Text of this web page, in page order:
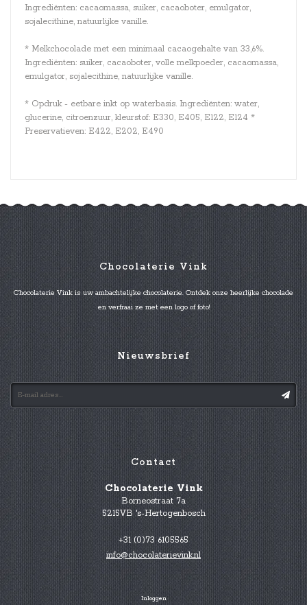
Ingrediënten: cacaomassa, suiker, cacaoboter, emulgator,
sojalecithine, natuurlijke vanille.
* Melkchocolade met een minimaal cacaogehalte van 33,6%.
Ingrediënten: suiker, cacaoboter, volle melkpoeder, cacaomassa,
emulgator, sojalecithine, natuurlijke vanille.
* Opdruk - eetbare inkt op waterbasis. Ingrediënten: water,
glucerine, citroenzuur, kleurstof: E330, E405, E122, E124 *
Preservatieven: E422, E202, E490
Chocolaterie Vink
Chocolaterie Vink is uw ambachtelijke chocolaterie. Ontdek onze heerlijke chocolade
en verfraai ze met een logo of foto!
Nieuwsbrief
Contact
Chocolaterie Vink
Borneostraat 7a
5215VB 's-Hertogenbosch
+31 (0)73 6105565
info@chocolaterievink.nl
Inloggen